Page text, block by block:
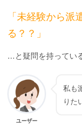
「未経験から派
る？？」
…と疑問を持ってい
ユーザー
私も
りた